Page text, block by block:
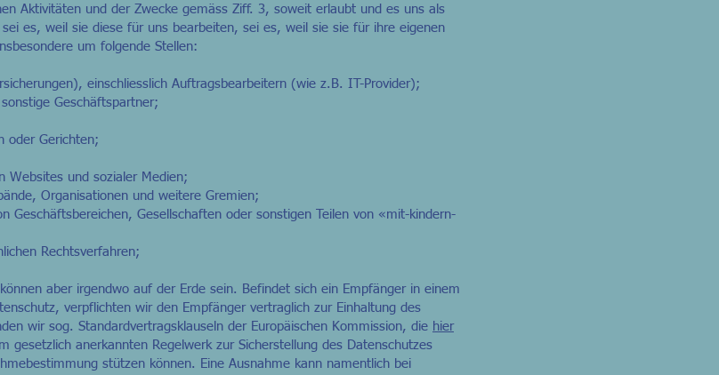
Aktivitäten und der Zwecke gemäss Ziff. 3, soweit erlaubt und es uns als
es, weil sie diese für uns bearbeiten, sei es, weil sie sie für ihre eigenen
um folgende Stellen:
einschliesslich Auftragsbearbeitern (wie z.B. IT-Provider);
Geschäftspartner;
oder Gerichten;
Websites und sozialer Medien;
Organisationen und weitere Gremien;
Geschäftsbereichen, Gesellschaften oder sonstigen Teilen von «mit-kindern-
Rechtsverfahren;
aber irgendwo auf der Erde sein. Befindet sich ein Empfänger in einem
verpflichten wir den Empfänger vertraglich zur Einhaltung des
wir sog. Standardvertragsklauseln der Europäischen Kommission, die hier
gesetzlich anerkannten Regelwerk zur Sicherstellung des Datenschutzes
stützen können. Eine Ausnahme kann namentlich bei